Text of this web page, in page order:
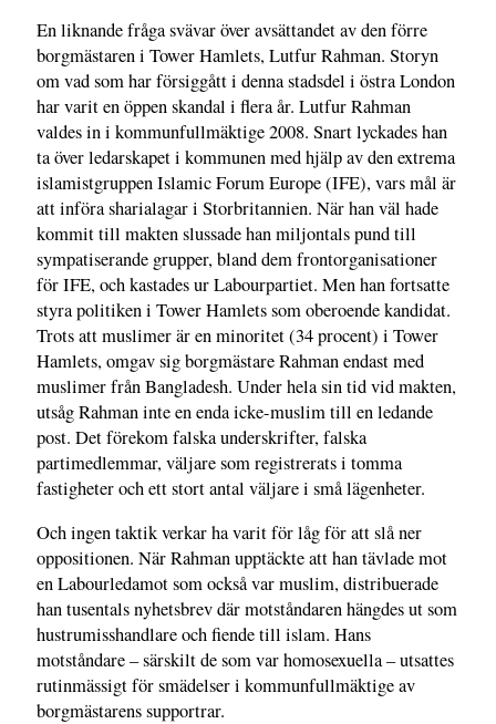
En liknande fråga svävar över avsättandet av den förre
borgmästaren i Tower Hamlets, Lutfur Rahman. Storyn
om vad som har försiggått i denna stadsdel i östra London
har varit en öppen skandal i flera år. Lutfur Rahman
valdes in i kommunfullmäktige 2008. Snart lyckades han
ta över ledarskapet i kommunen med hjälp av den extrema
islamistgruppen Islamic Forum Europe (IFE), vars mål är
att införa sharialagar i Storbritannien. När han väl hade
kommit till makten slussade han miljontals pund till
sympatiserande grupper, bland dem frontorganisationer
för IFE, och kastades ur Labourpartiet. Men han fortsatte
styra politiken i Tower Hamlets som oberoende kandidat.
Trots att muslimer är en minoritet (34 procent) i Tower
Hamlets, omgav sig borgmästare Rahman endast med
muslimer från Bangladesh. Under hela sin tid vid makten,
utsåg Rahman inte en enda icke-muslim till en ledande
post. Det förekom falska underskrifter, falska
partimedlemmar, väljare som registrerats i tomma
fastigheter och ett stort antal väljare i små lägenheter.
Och ingen taktik verkar ha varit för låg för att slå ner
oppositionen. När Rahman upptäckte att han tävlade mot
en Labourledamot som också var muslim, distribuerade
han tusentals nyhetsbrev där motståndaren hängdes ut som
hustrumisshandlare och fiende till islam. Hans
motståndare – särskilt de som var homosexuella – utsattes
rutinmässigt för smädelser i kommunfullmäktige av
borgmästarens supportrar.